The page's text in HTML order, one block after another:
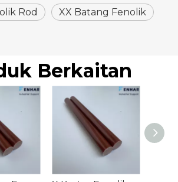
Rod XX Batang Fenolik
Berkaitan